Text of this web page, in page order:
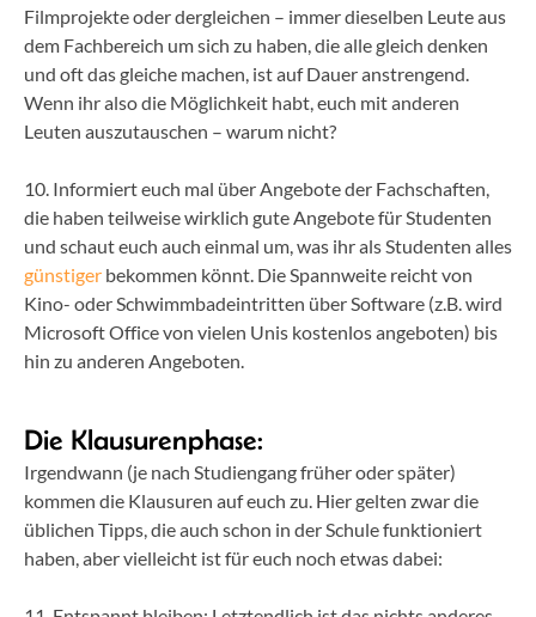
Filmprojekte oder dergleichen – immer dieselben Leute aus
dem Fachbereich um sich zu haben, die alle gleich denken
und oft das gleiche machen, ist auf Dauer anstrengend.
Wenn ihr also die Möglichkeit habt, euch mit anderen
Leuten auszutauschen – warum nicht?
10. Informiert euch mal über Angebote der Fachschaften,
die haben teilweise wirklich gute Angebote für Studenten
und schaut euch auch einmal um, was ihr als Studenten alles
günstiger bekommen könnt. Die Spannweite reicht von
Kino- oder Schwimmbadeintritten über Software (z.B. wird
Microsoft Office von vielen Unis kostenlos angeboten) bis
hin zu anderen Angeboten.
Die Klausurenphase:
Irgendwann (je nach Studiengang früher oder später)
kommen die Klausuren auf euch zu. Hier gelten zwar die
üblichen Tipps, die auch schon in der Schule funktioniert
haben, aber vielleicht ist für euch noch etwas dabei: